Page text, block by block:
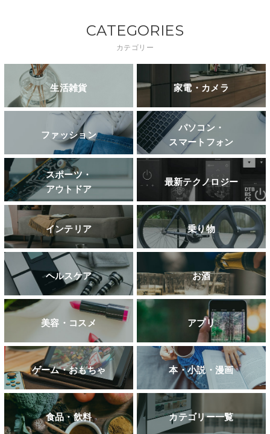
CATEGORIES
カテゴリー
生活雑貨 家電・カメラ
ファッション
パソコン・
スマートフォン
スポーツ・
アウトドア
最新テクノロジー
インテリア 乗り物
ヘルスケア お酒
美容・コスメ アプリ
ゲーム・おもちゃ 本・小説・漫画
食品・飲料 カテゴリー一覧